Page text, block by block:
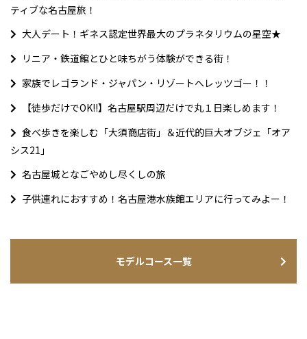
ティブな名古屋旅！
大人デート！ギネス認定世界最大のプラネタリウムの星空★
リニア・鉄道館とひと味ちがう体験ができる街！
家族でレゴランド・ジャパン・リゾートへレッツゴー！！
【徒歩だけでOK!!】名古屋駅周辺だけで丸１日楽しめます！
食べ歩きを楽しむ「大須商店街」＆近代的巨大オブジェ「オア
シス21」
名古屋城となごやめし尽くしの旅
子供連れにおすすめ！名古屋港水族館エリアに行ってみよー！
モデルコース一覧